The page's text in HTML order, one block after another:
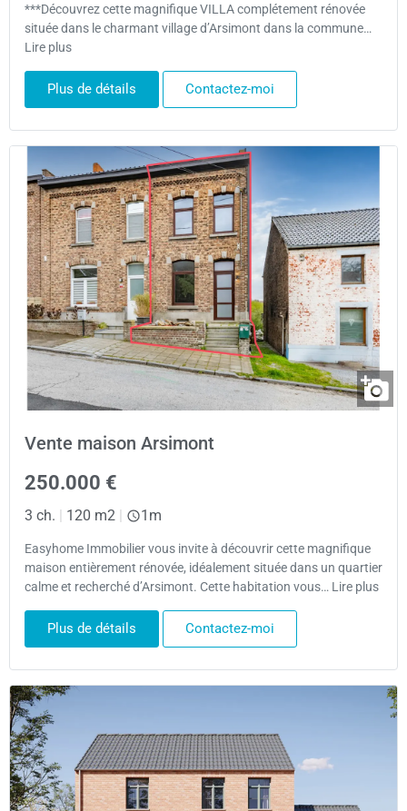
***Découvrez cette magnifique VILLA complétement rénovée
située dans le charmant village d’Arsimont dans la commune…
Lire plus
Plus de détails Contactez-moi
Vente maison Arsimont
250.000 €
3 ch. | 120 m2 | 1m
Easyhome Immobilier vous invite à découvrir cette magnifique
maison entièrement rénovée, idéalement située dans un quartier
calme et recherché d’Arsimont. Cette habitation vous… Lire plus
Plus de détails Contactez-moi